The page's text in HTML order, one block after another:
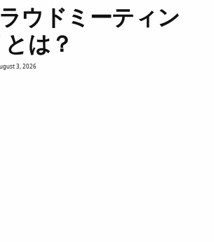
ウドミーティン
は？
3, 2026